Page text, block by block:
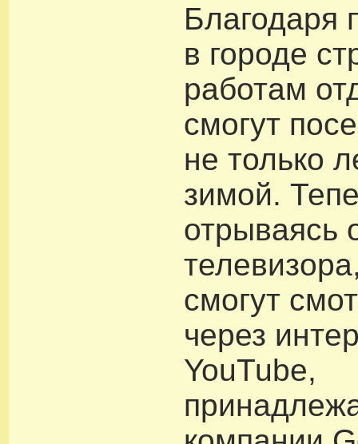
Благодаря
в городе
работам
смогут
не только
зимой.
отрываясь
смогут
через
YouTube,